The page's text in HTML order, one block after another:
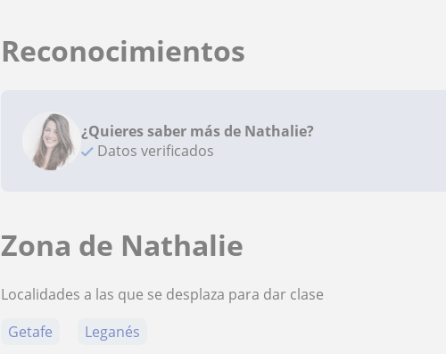
Reconocimientos
¿Quieres saber más de Nathalie?
Datos verificados
Zona de Nathalie
Localidades a las que se desplaza para dar clase
Getafe
Leganés